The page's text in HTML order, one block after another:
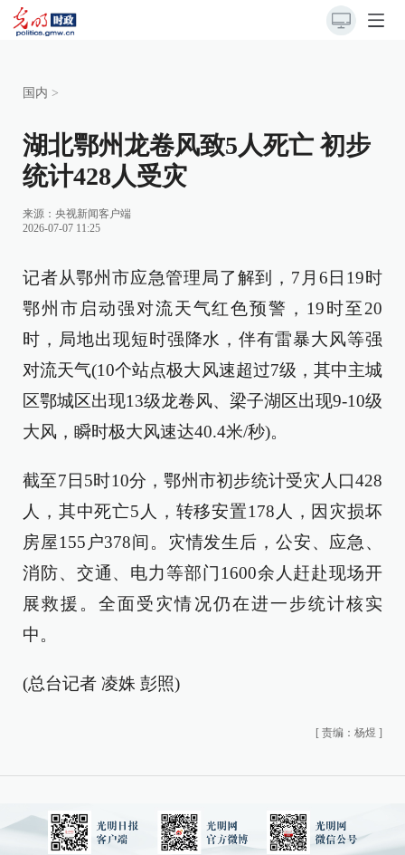
国内 >
湖北鄂州龙卷风致5人死亡 初步
统计428人受灾
来源： 央视新闻客户端
2026-07-07 11:25
记者从鄂州市应急管理局了解到，7月6日19时
鄂州市启动强对流天气红色预警，19时至20
时，局地出现短时强降水，伴有雷暴大风等强
对流天气(10个站点极大风速超过7级，其中主城
区鄂城区出现13级龙卷风、梁子湖区出现9-10级
大风，瞬时极大风速达40.4米/秒)。
截至7日5时10分，鄂州市初步统计受灾人口428
人，其中死亡5人，转移安置178人，因灾损坏
房屋155户378间。灾情发生后，公安、应急、
消防、交通、电力等部门1600余人赶赴现场开
展救援。全面受灾情况仍在进一步统计核实
中。
(总台记者 凌姝 彭照)
[ 责编：杨煜 ]